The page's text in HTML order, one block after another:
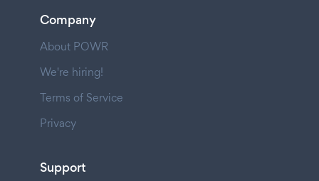
Company
About POWR
We're hiring!
Terms of Service
Privacy
Support